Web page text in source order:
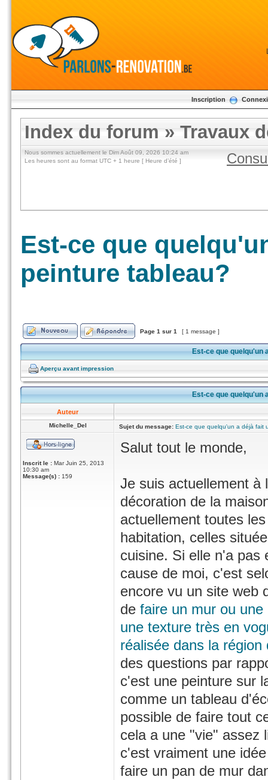
Inscription
Index du forum » Travaux
Nous sommes actuellement le Dim Août 09, 2026 10:24 am
Les heures sont au format UTC + 1 heure [ Heure d’été ]
Est-ce que
peinture tableau?
Page 1 sur 1 [ 1 message ]
Est-ce que quelqu'un
Aperçu avant impression
Est-ce que quelqu'un
Auteur
Michelle_Del Sujet du message: Est-ce que quelqu'un a déjà fait
Inscrit le : Mar Juin 25, 2013
10:30 am
Message(s) : 159
Salut tout le monde,
Je suis actuellement à
décoration de la
actuellement toutes
habitation, celles
cuisine. Si elle n'a pas
cause de moi, c'est
encore vu un site web
de faire un mur ou
une texture très en
réalisée dans la région
des questions par
c'est une peinture sur
comme un tableau
possible de faire tout
cela a une "vie" assez
c'est vraiment une
faire un pan de mur